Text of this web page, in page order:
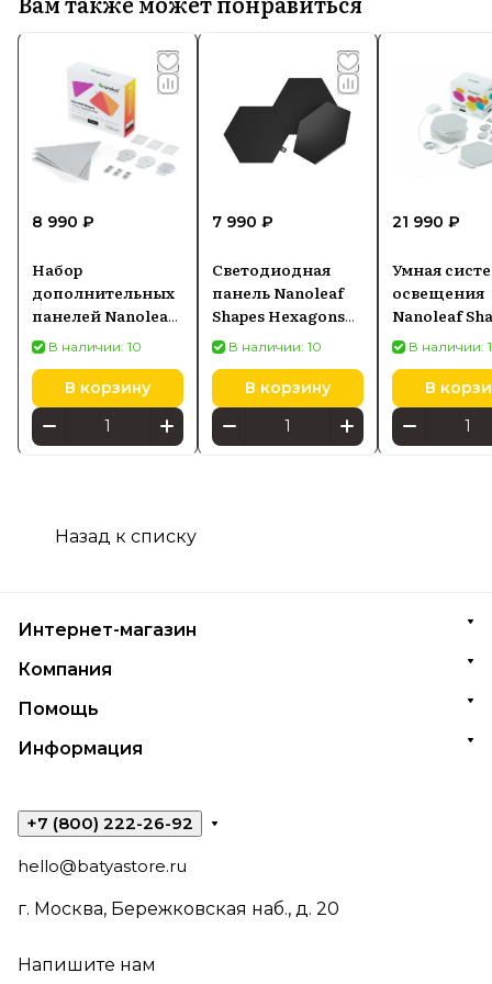
8 990 ₽
Набор
дополнительных
панелей Nanoleaf
Shapes Triangles
(NL47-0001TW-
3PK)
В наличии: 10
В корзину
7 990 ₽
Светодиодная
панель Nanoleaf
Shapes Hexagons
Ultra Black
Expansion Pack (3
панели) NL42-
0101HX-3PK
В наличии: 10
В корзину
21 990 ₽
Умная
освещения
Nanoleaf
Hexagon (9
панелей)
0002HX-
В наличии:
В
Назад к списку
Интернет-магазин
Компания
Помощь
Информация
+7 (800) 222-26-92
hello@batyastore.ru
г. Москва, Бережковская наб., д. 20
Напишите нам